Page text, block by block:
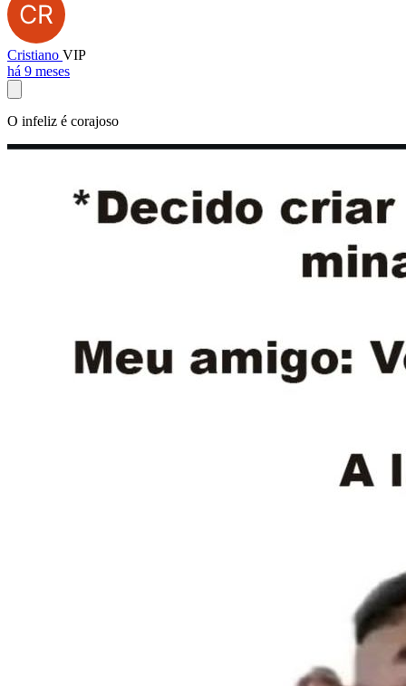
Cristiano VIP
há 9 meses
O infeliz é corajoso